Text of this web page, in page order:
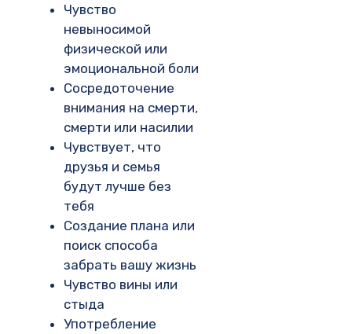
Чувство
невыносимой
физической или
эмоциональной боли
Сосредоточение
внимания на смерти,
смерти или насилии
Чувствует, что
друзья и семья
будут лучше без
тебя
Создание плана или
поиск способа
забрать вашу жизнь
Чувство вины или
стыда
Употребление